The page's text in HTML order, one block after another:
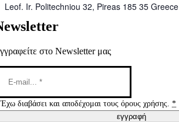
Leof. Ir. Politechniou 32, Pireas 185 35 Greece
στο Newsletter μας
Έχω διαβάσει και αποδέχομαι τους όρους χρήσης.*
εγγραφή